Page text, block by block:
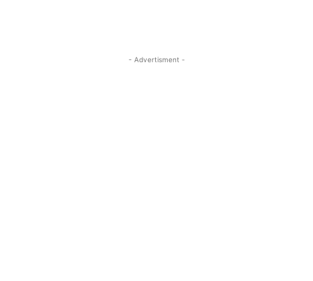
- Advertisment -